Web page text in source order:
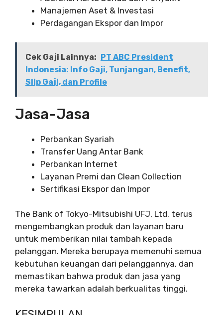
Manajemen Aset & Investasi
Perdagangan Ekspor dan Impor
Cek Gaji Lainnya: PT ABC President
Indonesia: Info Gaji, Tunjangan, Benefit,
Slip Gaji, dan Profile
Jasa-Jasa
Perbankan Syariah
Transfer Uang Antar Bank
Perbankan Internet
Layanan Premi dan Clean Collection
Sertifikasi Ekspor dan Impor
The Bank of Tokyo-Mitsubishi UFJ, Ltd. terus
mengembangkan produk dan layanan baru
untuk memberikan nilai tambah kepada
pelanggan. Mereka berupaya memenuhi semua
kebutuhan keuangan dari pelanggannya, dan
memastikan bahwa produk dan jasa yang
mereka tawarkan adalah berkualitas tinggi.